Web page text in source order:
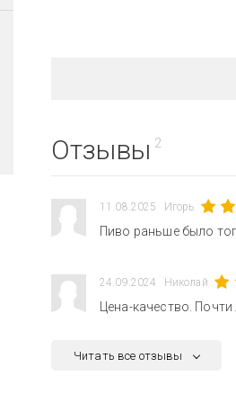
Отзывы 2
11.08.2025 Игорь
Пиво раньше было
24.09.2024 Николай
Цена-качество.
Читать все отзывы